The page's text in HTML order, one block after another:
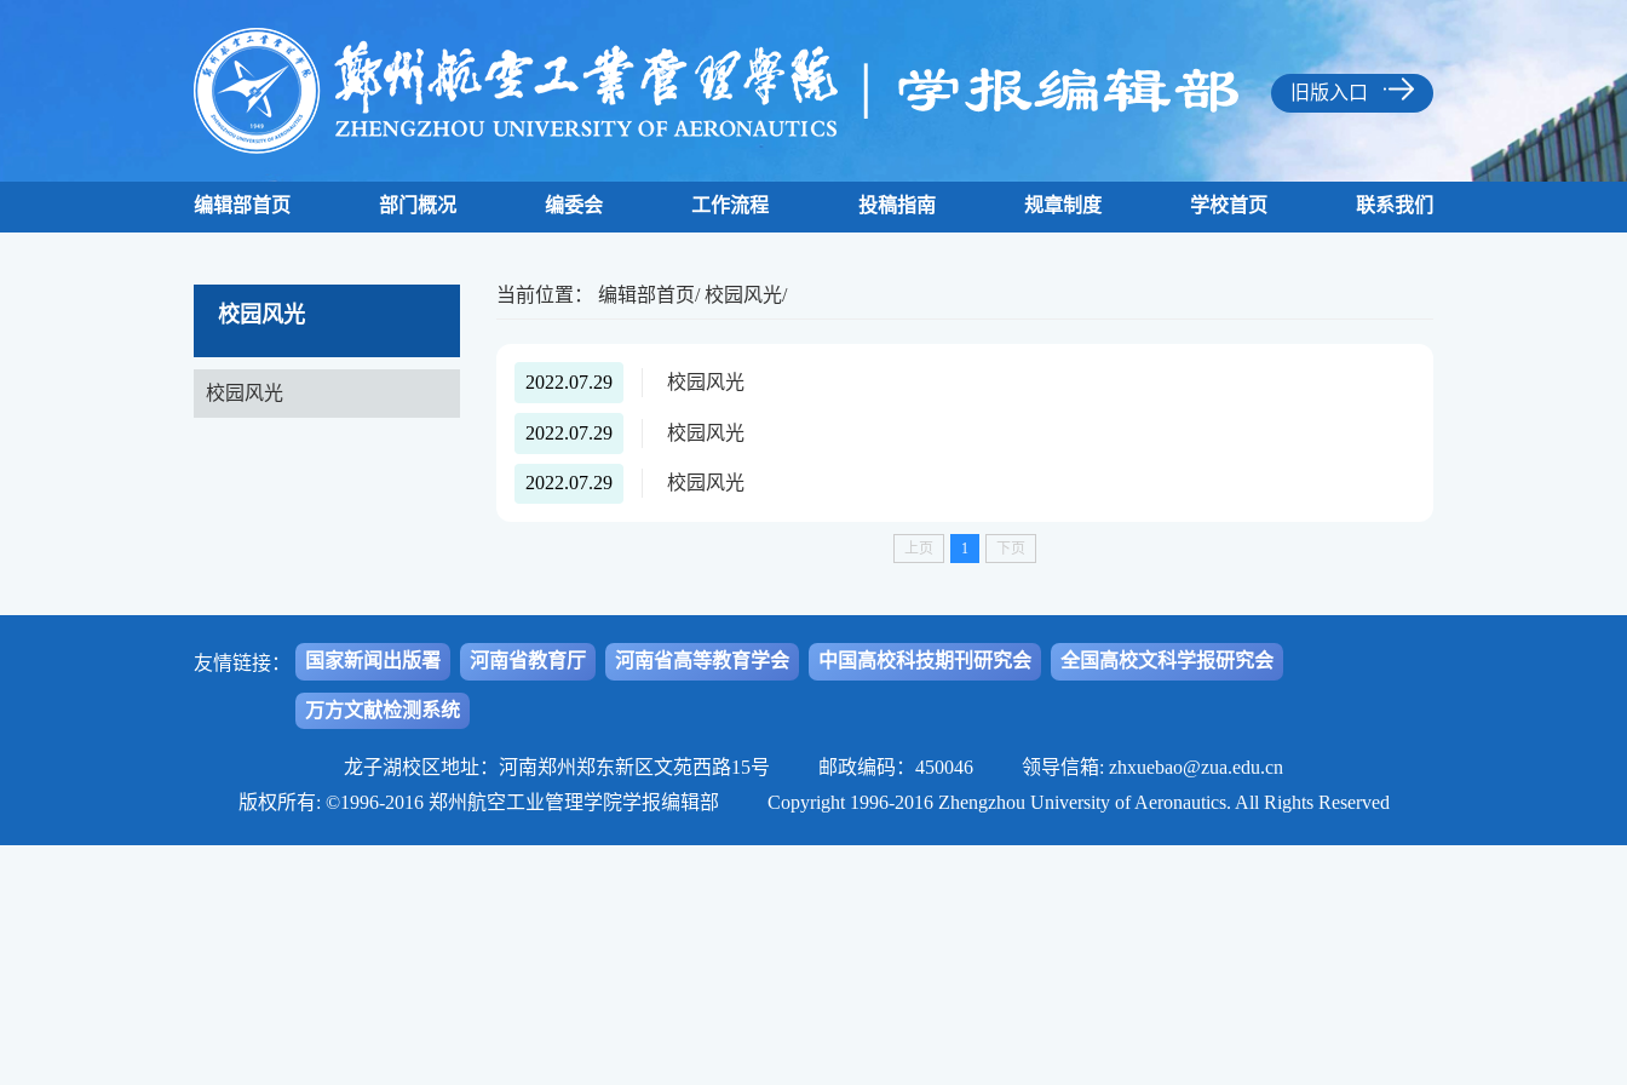
旧版入口
编辑部首页 部门概况 编委会 工作流程 投稿指南 规章制度 学校首页 联系我们
校园风光
校园风光
当前位置： 编辑部首页/ 校园风光/
2022.07.29 校园风光
2022.07.29 校园风光
2022.07.29 校园风光
上页 1 下页
友情链接： 国家新闻出版署 河南省教育厅 河南省高等教育学会 中国高校科技期刊研究会 全国高校文科学报研究会
万方文献检测系统
龙子湖校区地址：河南郑州郑东新区文苑西路15号 邮政编码：450046 领导信箱: zhxuebao@zua.edu.cn
版权所有: ©1996-2016 郑州航空工业管理学院学报编辑部 Copyright 1996-2016 Zhengzhou University of Aeronautics. All Rights Reserved